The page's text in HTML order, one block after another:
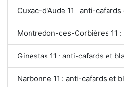
Cuxac-d'Aude 11 : anti-cafards
Montredon-des-Corbières 11
Ginestas 11 : anti-cafards et
Narbonne 11 : anti-cafards et